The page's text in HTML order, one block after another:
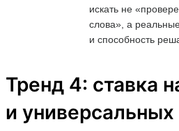
искать не
слова», а
и способность
Тренд 4: ставка
и универсальных